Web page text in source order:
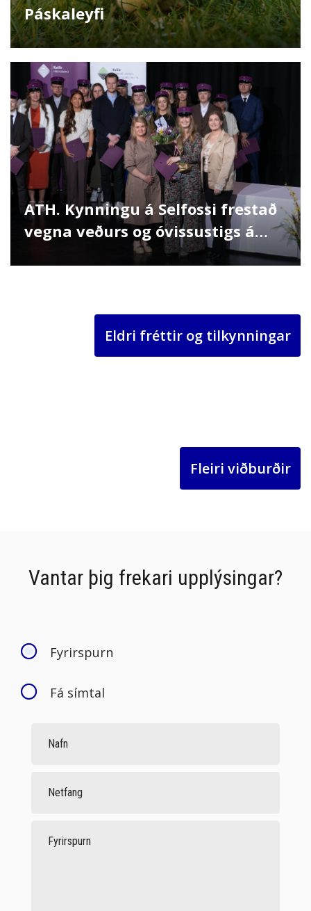
Páskaleyfi
ATH. Kynningu á Selfossi frestað
vegna veðurs og óvissustigs á
Reykjanesbraut og Hellisheiði.
Eldri fréttir og tilkynningar
Fleiri viðburðir
Vantar þig frekari upplýsingar?
Fyrirspurn
Fá símtal
Nafn
Netfang
Fyrirspurn